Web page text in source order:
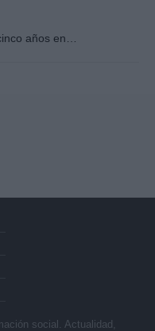
años en…
social. Actualidad,